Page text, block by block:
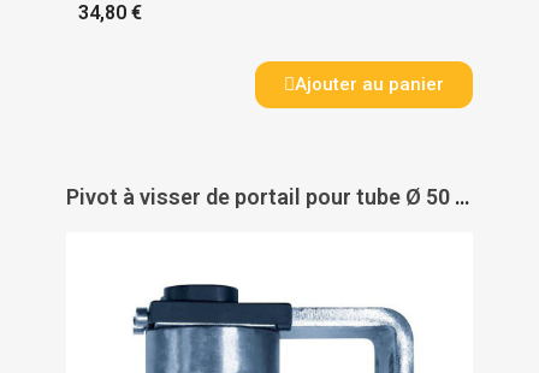
34,80 €
Ajouter au panier
Pivot à visser de portail pour tube Ø 50 mm - PAS DE MARQUE